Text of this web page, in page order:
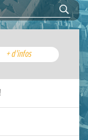
+ d'infos